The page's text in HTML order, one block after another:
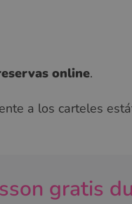
online.
a los carteles
gratis